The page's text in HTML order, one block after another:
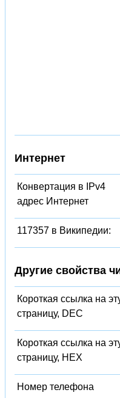
Интернет
Конвертация в IPv4
адрес Интернет
117357 в Википедии:
Другие свойства
Короткая ссылка на
страницу, DEC
Короткая ссылка на
страницу, HEX
Номер телефона